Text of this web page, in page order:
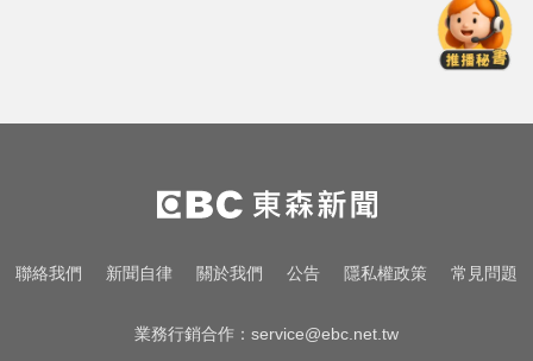
把細菌吃下肚
採購疫苗遭詐騙 慈濟委任律師發聲
明：不排除民事求償
MLB／李灝宇替補2打數未敲安！拚
聯絡我們 新聞自律 關於我們 公告 隱私權政策 常見問題
業務行銷合作： service@ebc.net.tw